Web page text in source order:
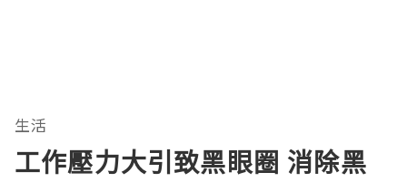
生活
工作壓力大引致黑眼圈 消除黑